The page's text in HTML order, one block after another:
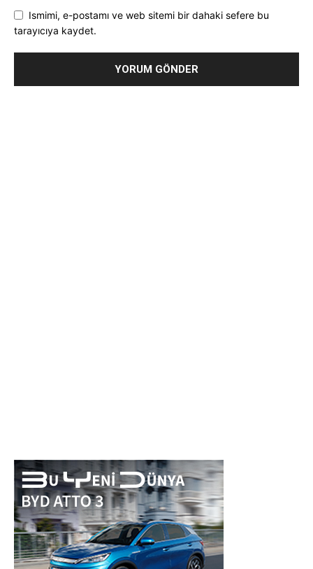
Ismimi, e-postamı ve web sitemi bir dahaki sefere bu
tarayıcıya kaydet.